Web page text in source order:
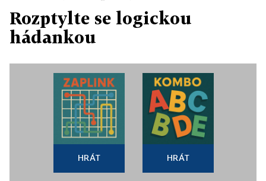
Rozptylte se logickou
hádankou
HRÁT HRÁT